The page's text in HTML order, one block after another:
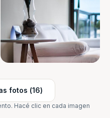
fotos (16)
Hacé clic en cada imagen